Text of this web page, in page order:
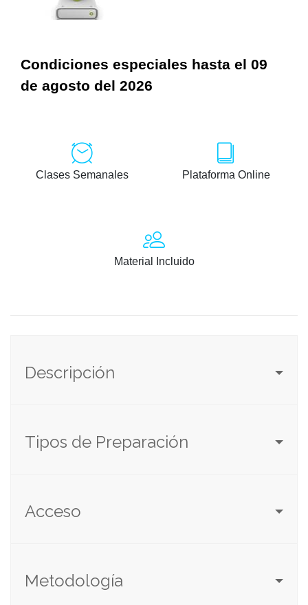
Condiciones especiales hasta el 09
de agosto del 2026
Clases Semanales Plataforma Online
Material Incluido
Descripción
Tipos de Preparación
Acceso
Metodología